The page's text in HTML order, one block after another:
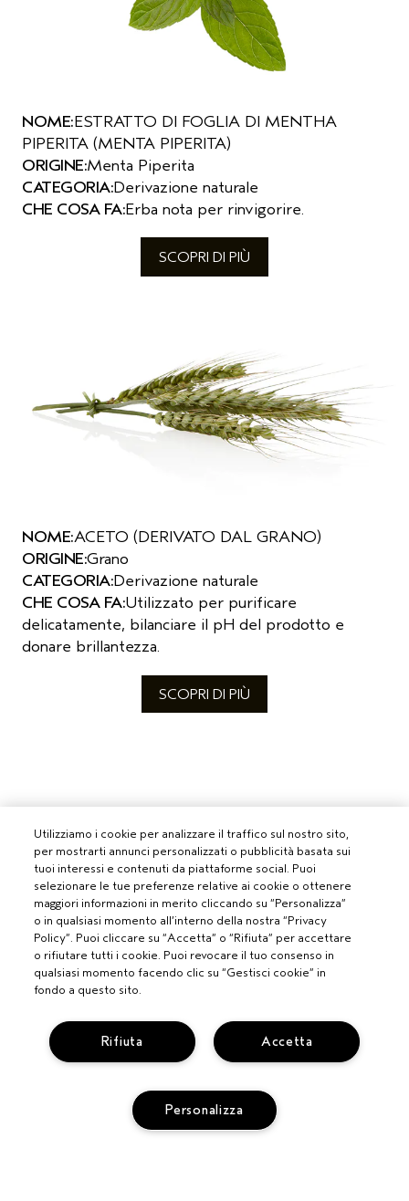
NOME:ESTRATTO DI FOGLIA DI MENTHA
PIPERITA (MENTA PIPERITA)
ORIGINE:Menta Piperita
CATEGORIA:Derivazione naturale
CHE COSA FA:Erba nota per rinvigorire.
SCOPRI DI PIÙ
NOME:ACETO (DERIVATO DAL GRANO)
ORIGINE:Grano
CATEGORIA:Derivazione naturale
CHE COSA FA:Utilizzato per purificare
delicatamente, bilanciare il pH del prodotto e
donare brillantezza.
SCOPRI DI PIÙ
Utilizziamo i cookie per analizzare il traffico sul nostro sito,
per mostrarti annunci personalizzati o pubblicità basata sui
tuoi interessi e contenuti da piattaforme social. Puoi
selezionare le tue preferenze relative ai cookie o ottenere
maggiori informazioni in merito cliccando su “Personalizza”
o in qualsiasi momento all’interno della nostra “Privacy
Policy”. Puoi cliccare su “Accetta” o “Rifiuta” per accettare
o rifiutare tutti i cookie. Puoi revocare il tuo consenso in
qualsiasi momento facendo clic su “Gestisci cookie” in
fondo a questo sito.
Accetta
Rifiuta
Personalizza